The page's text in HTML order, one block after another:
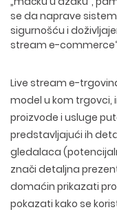
se da naprave sistem
sigurnošću i
stream e-
Live stream e-
model u kom trgovci,
proizvode i usluge
predstavljajući ih
gledalaca
znači detaljna
domaćin prikazati
pokazati kako se